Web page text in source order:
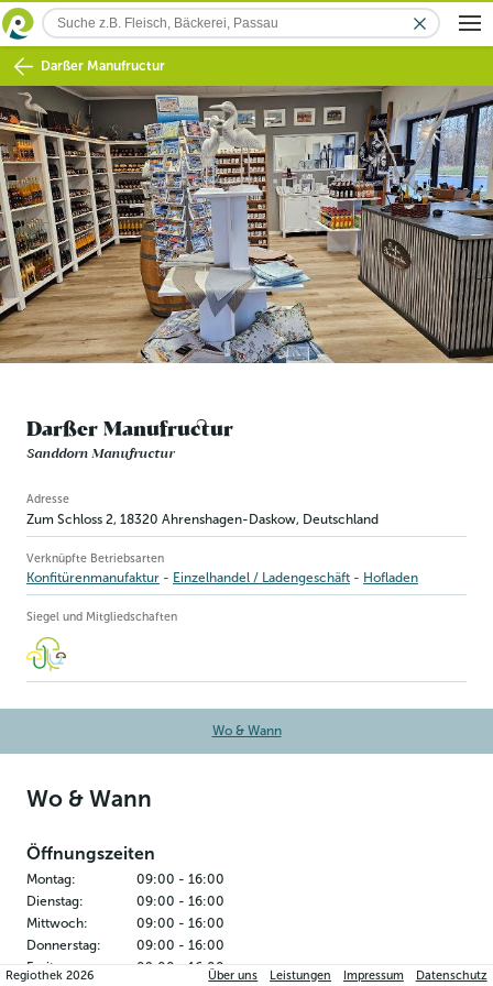
Darßer Manufructur
Darßer Manufructur
Sanddorn Manufructur
Betriebsinformation
Adresse
Zum Schloss 2, 18320 Ahrenshagen-Daskow, Deutschland
Verknüpfte Betriebsarten
Konfitürenmanufaktur Einzelhandel / Ladengeschäft Hofladen
Siegel und Mitgliedschaften
Wo & Wann
Wo & Wann
Öffnungszeiten
Montag: 09:00 - 16:00
Dienstag: 09:00 - 16:00
Mittwoch: 09:00 - 16:00
Donnerstag: 09:00 - 16:00
Freitag: 09:00
16:00
Regiothek2026 Über uns Leistungen Impressum Datenschutz